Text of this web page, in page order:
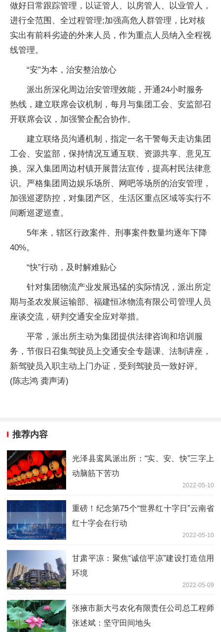
做好日常跟踪管理，以证管人、以房管人、以业管人，
进行全范围、全过程管理;加强高危人群管理，比对核
实出有前科劣迹的外来人员，作为重点人员纳入全程视
线管理。
“安”为本，治安整治放心
派出所深化周边治安管理效能，开通24小时服务
热线，建立联席会议机制，每月与集团工会、安监部召
开联席会议，加强警企配合协作。
建立联络员沟通机制，指定一名干警每天走访集团
工会、安监部，保持情况互通互联、资源共享、意见互
换。深入集团周边村镇开展普法宣传，提高村民法律意
识。严格集团周边娱乐场所、网吧等场所的治安管理，
加强巡逻防控，对集团产区、生活区重点区域等实行不
间断巡逻巡查。
5年来，辖区行政案件、刑事案件数量均逐年下降
40%。
“快”行动，及时解难贴心
针对集团物流产业发展迅猛的实际情况，派出所定
期与圣农发展运输部、福建恒冰物流有限公司管理人员
座谈交流，研判交通安全应对举措。
平常，派出所主动为集团提供法律咨询和培训服
务，节假日召集驾驶员上交通安全专题课、法制讲座，
新驾驶员入职主动上门办证，受到驾驶员一致好评。
(陈志鸿 龚声涛)
推荐内容
光泽县鸾凤派出所：“实、安、快”三字上
动脑筋下苦功
2022-05-10
重磅！纪念第75个“世界红十字日”云南省
红十字会在行动
2022-05-10
甘肃平凉：聚焦“诚信平凉”建设打造信用
环境
2022-05-09
张掖市新大弓农化有限责任公司总工程师
张述斌：坚守田间地头